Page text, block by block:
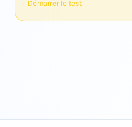
Démarrer le test